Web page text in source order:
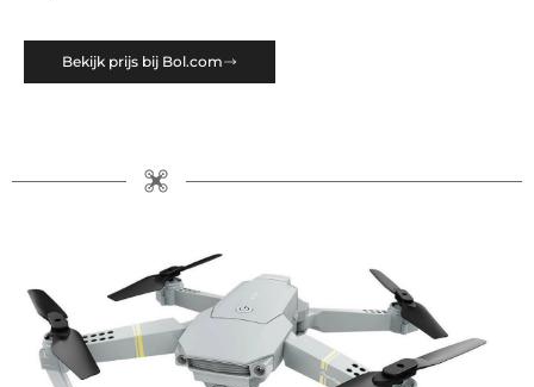
Bekijk prijs bij Bol.com